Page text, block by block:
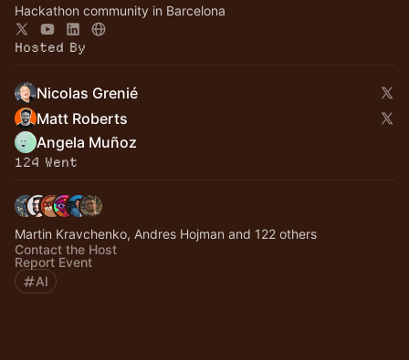
Hackathon community in Barcelona
Hosted By
Nicolas Grenié
Matt Roberts
Angela Muñoz
124 Went
Martin Kravchenko, Andres Hojman and 122 others
Contact the Host
Report Event
AI